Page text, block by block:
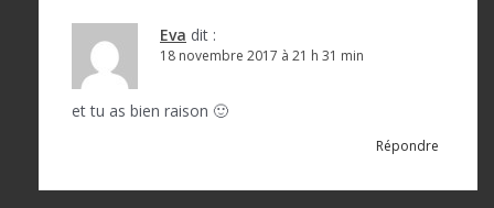
Eva dit :
18 novembre 2017 à 21 h 31 min
et tu as bien raison 🙂
Répondre